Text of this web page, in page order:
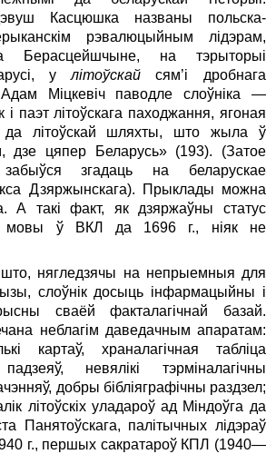
Касцюшка названы польска-
рэвалюцыйным лiдэрам,
Берасцейшчыне, на тэрыторыi
улiтоўскай сям’i дробнага
Мiцкевiч паводле слоўнiка —
i паэт лiтоўскага паходжання, ягоная
да лiтоўскай шляхты, што жыла ў
дзе цяпер Беларусь» (193). (Затое
згадаць на беларускае
Дзяржынскага). Прыклады можна
А такі факт, як дзяржаўны статус
мовы ў ВКЛ да 1696 г., нiяк не
нягледзячы на непрыемныя для
слоўнiк досыць iнфармацыйны i
сваёй факталагiчнай базай.
неблагiм даведачным апаратам:
картаў, храналагiчная таблiца
невялiкi тэрмiналагiчны
добры бiблiяграфiчны раздзел;
лiтоўскiх уладароў ад Мiндоўга да
Панятоўскага, палiтычных лiдэраў
г., першых сакратароў КПЛ (1940—